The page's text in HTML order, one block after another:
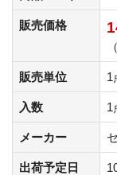
販売価格
販売単位 1
入数 1
メーカー
出荷予定日